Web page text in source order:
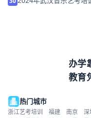
办学
教育
热门城市
浙江艺考培训 福建 南京 深